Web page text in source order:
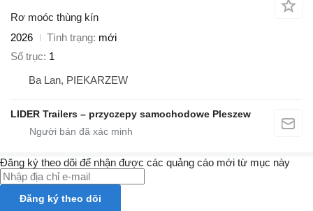
Rơ moóc thùng kín
2026
Tình trạng mới
Số trục 1
Ba Lan, PIEKARZEW
LIDER Trailers – przyczepy samochodowe Pleszew
Đăng ký theo dõi để nhận được các quảng cáo mới từ mục này
Đăng ký theo dõi